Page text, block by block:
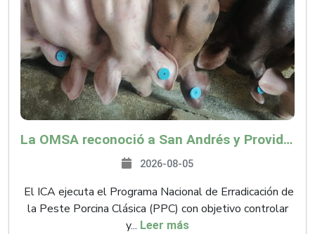
La OMSA reconoció a San Andrés y Providencia como zona libre de Peste Porcina Clásica (PPC)
2026-08-05
El ICA ejecuta el Programa Nacional de Erradicación de
la Peste Porcina Clásica (PPC) con objetivo controlar
y... Leer más